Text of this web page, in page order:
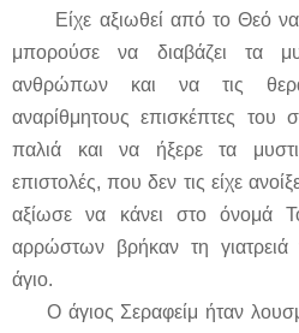
Είχε αξιωθεί από το Θεό να
μπορούσε να διαβάζει τα
ανθρώπων και να τις
αναρίθμητους επισκέπτες
παλιά και να ήξερε τα
επιστολές, που δεν τις είχε
αξίωσε να κάνει στο όνομά
αρρώστων βρήκαν τη γιατρειά
άγιο.
Ο άγιος Σεραφείμ ήταν